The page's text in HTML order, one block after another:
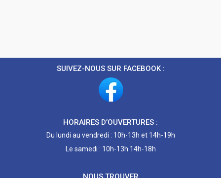
SUIVEZ-NOUS SUR FACEBOOK :
HORAIRES D’OUVERTURES :
Du lundi au vendredi : 10h-13h et 14h-19h
Le samedi : 10h-13h 14h-18h